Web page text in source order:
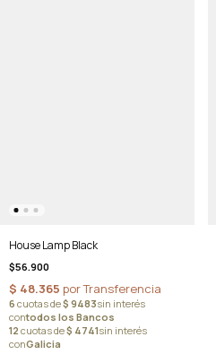
House Lamp Black
$56.900